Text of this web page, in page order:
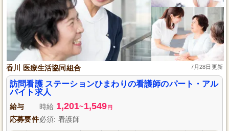
香川 医療生活協同組合 7月28日更新
訪問看護 ステーションひまわりの看護師のパート・アル
バイト求人
給与 時給 1,201~1,549 円
応募要件必須: 看護師